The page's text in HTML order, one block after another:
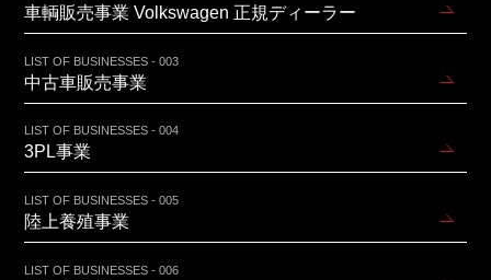
車輌販売事業 Volkswagen 正規ディーラー
LIST OF BUSINESSES - 003
中古車販売事業
LIST OF BUSINESSES - 004
3PL事業
LIST OF BUSINESSES - 005
陸上養殖事業
LIST OF BUSINESSES - 006